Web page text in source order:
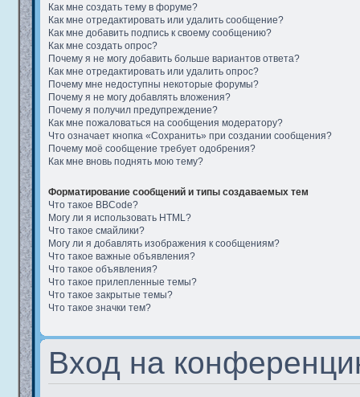
Как мне создать тему в форуме?
Как мне отредактировать или удалить сообщение?
Как мне добавить подпись к своему сообщению?
Как мне создать опрос?
Почему я не могу добавить больше вариантов ответа?
Как мне отредактировать или удалить опрос?
Почему мне недоступны некоторые форумы?
Почему я не могу добавлять вложения?
Почему я получил предупреждение?
Как мне пожаловаться на сообщения модератору?
Что означает кнопка «Сохранить» при создании сообщения?
Почему моё сообщение требует одобрения?
Как мне вновь поднять мою тему?
Форматирование сообщений и типы создаваемых тем
Что такое BBCode?
Могу ли я использовать HTML?
Что такое смайлики?
Могу ли я добавлять изображения к сообщениям?
Что такое важные объявления?
Что такое объявления?
Что такое прилепленные темы?
Что такое закрытые темы?
Что такое значки тем?
Вход на